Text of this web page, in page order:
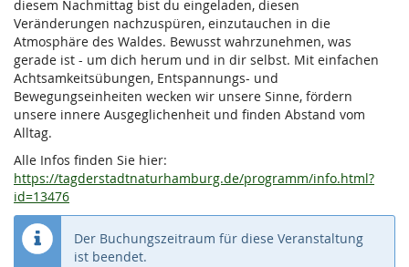
diesem Nachmittag bist du eingeladen, diesen
Veränderungen nachzuspüren, einzutauchen in die
Atmosphäre des Waldes. Bewusst wahrzunehmen, was
gerade ist - um dich herum und in dir selbst. Mit einfachen
Achtsamkeitsübungen, Entspannungs- und
Bewegungseinheiten wecken wir unsere Sinne, fördern
unsere innere Ausgeglichenheit und finden Abstand vom
Alltag.
Alle Infos finden Sie hier:
https://tagderstadtnaturhamburg.de/programm/info.html?
id=13476
Der Buchungszeitraum für diese Veranstaltung
ist beendet.